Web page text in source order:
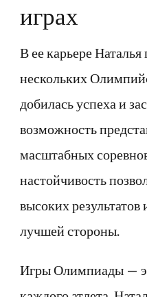
играх
В ее карьере
нескольких
добилась успеха и
возможность
масштабных
настойчивость
высоких результатов
лучшей стороны.
Игры Олимпиады —